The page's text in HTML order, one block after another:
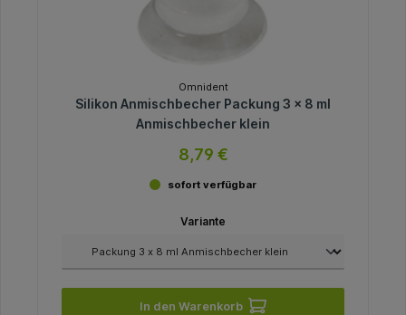
Omnident
Silikon Anmischbecher Packung 3 x 8 ml
Anmischbecher klein
8,79 €
sofort verfügbar
Variante
In den Warenkorb